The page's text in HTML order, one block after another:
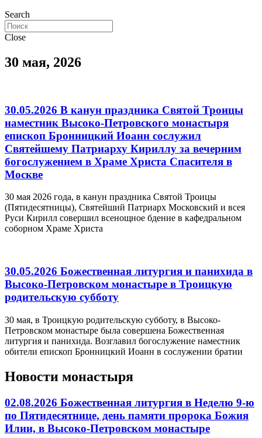
Search
Close
30 мая, 2026
30.05.2026 В канун праздника Святой Троицы
наместник Высоко-Петровского монастыря
епископ Бронницкий Иоанн сослужил
Святейшему Патриарху Кириллу за вечерним
богослужением в Храме Христа Спасителя в
Москве
30 мая 2026 года, в канун праздника Святой Троицы
(Пятидесятницы), Святейший Патриарх Московский и всея
Руси Кирилл совершил всенощное бдение в кафедральном
соборном Храме Христа
30.05.2026 Божественная литургия и панихида в
Высоко-Петровском монастыре в Троицкую
родительскую субботу
30 мая, в Троицкую родительскую субботу, в Высоко-
Петровском монастыре была совершена Божественная
литургия и панихида. Возглавил богослужение наместник
обители епископ Бронницкий Иоанн в сослужении братии
Новости монастыря
02.08.2026 Божественная литургия в Неделю 9-ю
по Пятидесятнице, день памяти пророка Божия
Илии, в Высоко-Петровском монастыре